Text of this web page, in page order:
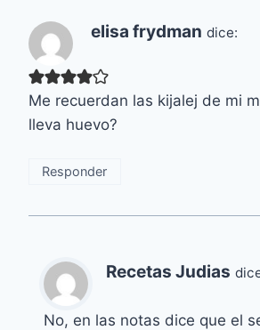
elisa frydman dice:
Me recuerdan las kijalej de mi
lleva huevo?
Responder
Recetas Judias
No, en las notas dice que el